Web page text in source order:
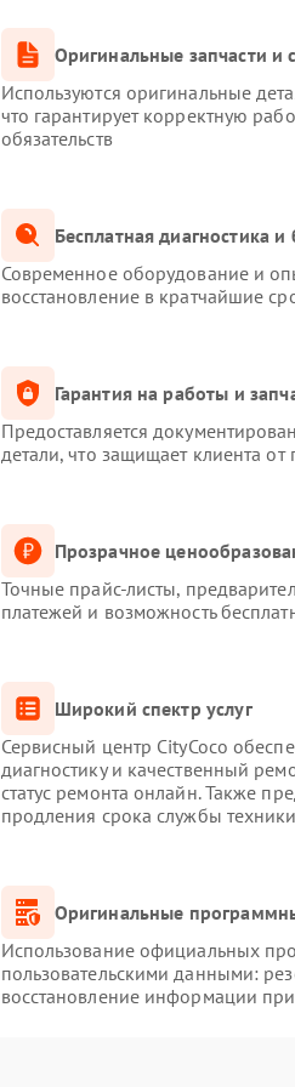
Оригинальные запчасти и
Используются оригинальные
что гарантирует корректную
обязательств
Бесплатная диагностика
Современное оборудование и
восстановление в кратчайшие
Гарантия на работы и
Предоставляется
детали, что защищает клиента
Прозрачное
Точные прайс-листы,
платежей и возможность
Широкий спектр услуг
Сервисный центр CityCoco
диагностику и качественный
статус ремонта онлайн. Также
продления срока службы техники
Оригинальные
Использование официальных
пользовательскими данными:
восстановление информации